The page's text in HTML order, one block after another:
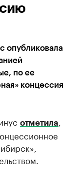
опубликовала
по ее
концессия
отметила